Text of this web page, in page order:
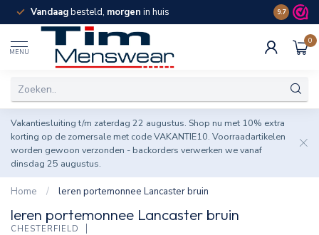
Vandaagbesteld, morgen in huis Spaar
9.7
MENU
0
Vakantiesluiting t/m zaterdag 22 augustus. Shop nu met 10% extra
korting op de zomersale met code VAKANTIE10. Voorraadartikelen
worden gewoon verzonden - backorders verwerken we vanaf
dinsdag 25 augustus.
Home / leren portemonnee Lancaster bruin
leren portemonnee Lancaster bruin
CHESTERFIELD